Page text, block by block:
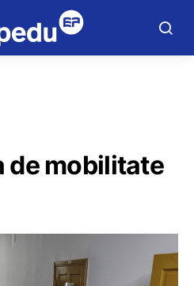
de mobilitate